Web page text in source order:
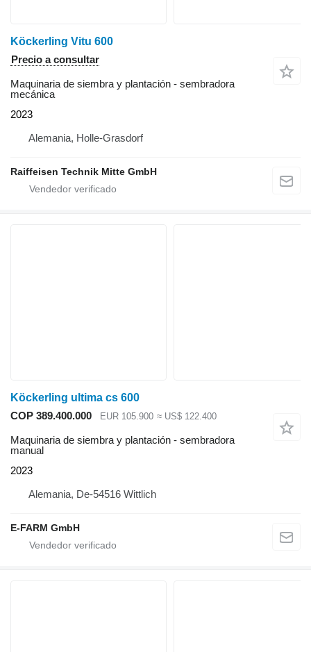
Köckerling Vitu 600
Precio a consultar
Maquinaria de siembra y plantación - sembradora
mecánica
2023
Alemania, Holle-Grasdorf
Raiffeisen Technik Mitte GmbH
Köckerling ultima cs 600
COP 389.400.000
EUR 105.900 ≈ US$ 122.400
Maquinaria de siembra y plantación - sembradora
manual
2023
Alemania, De-54516 Wittlich
E-FARM GmbH